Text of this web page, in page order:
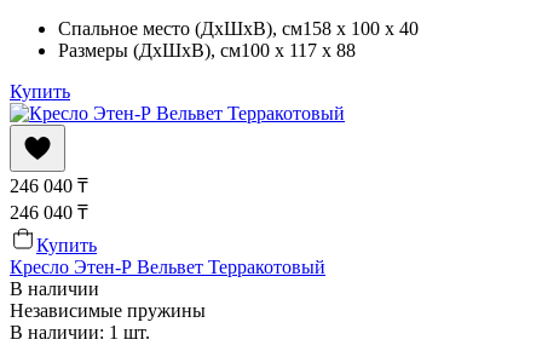
Спальное место (ДхШхВ), см158 x 100 x 40
Размеры (ДхШхВ), см100 x 117 x 88
Купить
246 040 ₸
246 040 ₸
Купить
Кресло Этен-Р Вельвет Терракотовый
В наличии
Независимые пружины
В наличии: 1 шт.